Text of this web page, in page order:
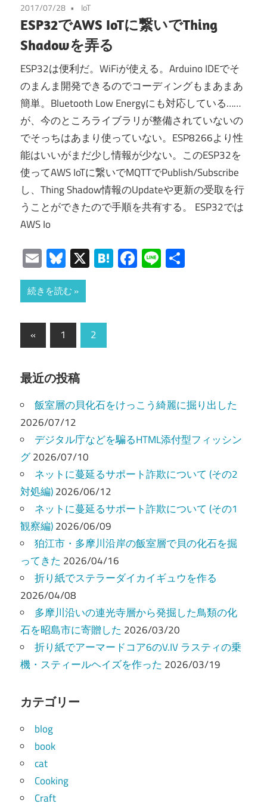
2017/07/28 IoT
ESP32でAWS IoTに繋いでThing
Shadowを弄る
ESP32は便利だ。WiFiが使える。Arduino IDEでそ
のまんま開発できるのでコーディングもまあまあ
簡単。Bluetooth Low Energyにも対応している……
が、今のところライブラリが整備されていないの
でそっちはあまり使っていない。ESP8266より性
能はいいがまだ少し情報が少ない。このESP32を
使ってAWS IoTに繋いでMQTTでPublish/Subscribe
し、Thing Shadow情報のUpdateや更新の受取を行
うことができたので手順を共有する。 ESP32では
AWS Io
EmailBluesky
X Hatena
Facebook
Line
続きを読む
投
稿
の
ペ
ー
ジ
送
り
«
の
記
事
1 2
最近の投稿
飯室層の貝化石をけっこう綺麗に掘り出した
2026/07/12
デジタル庁などを騙るHTML添付型フィッシン
グ2026/07/10
ネットに蔓延るサポート詐欺について (その2
対処編)2026/06/12
ネットに蔓延るサポート詐欺について (その1
観察編)2026/06/09
狛江市・多摩川沿岸の飯室層で貝の化石を掘
ってきた 2026/04/16
折り紙でステラーダイカイギュウを作る
2026/04/08
多摩川沿いの連光寺層から発掘した鳥類の化
石を昭島市に寄贈した 2026/03/20
折り紙でアーマードコア6のV.IV ラスティの乗
機・スティールヘイズを作った 2026/03/19
カテゴリー
blog
book
cat
Cooking
Craft